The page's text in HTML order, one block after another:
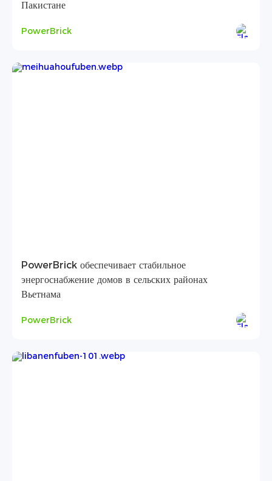
Пакистане
PowerBrick
PowerBrick обеспечивает стабильное
энергоснабжение домов в сельских районах
Вьетнама
PowerBrick